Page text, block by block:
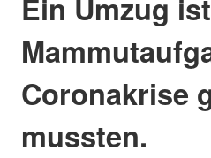
Ein Umzug
Coronakrise
mussten.